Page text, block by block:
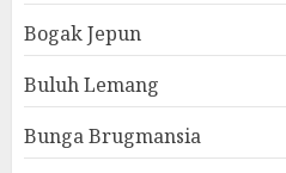
Bogak Jepun
Buluh Lemang
Bunga Brugmansia